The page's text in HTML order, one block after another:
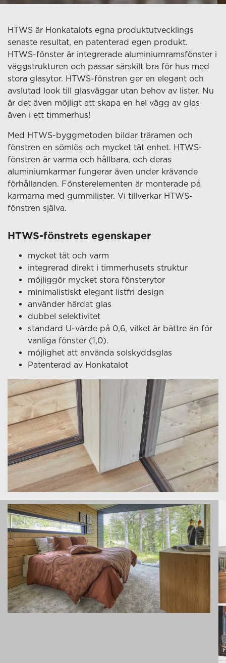
HTWS är Honkatalots egna produktutvecklings
senaste resultat, en patenterad egen produkt.
HTWS-fönster är integrerade aluminiumramsfönster i
väggstrukturen och passar särskilt bra för hus med
stora glasytor. HTWS-fönstren ger en elegant och
avslutad look till glasväggar utan behov av lister. Nu
är det även möjligt att skapa en hel vägg av glas
även i ett timmerhus!
Med HTWS-byggmetoden bildar träramen och
fönstren en sömlös och mycket tät enhet. HTWS-
fönstren är varma och hållbara, och deras
aluminiumkarmar fungerar även under krävande
förhållanden. Fönsterelementen är monterade på
karmarna med gummilister. Vi tillverkar HTWS-
fönstren själva.
HTWS-fönstrets egenskaper
mycket tät och varm
integrerad direkt i timmerhusets struktur
möjliggör mycket stora fönsterytor
minimalistiskt elegant listfri design
använder härdat glas
dubbel selektivitet
standard U-värde på 0,6, vilket är bättre än för
vanliga fönster (1,0).
möjlighet att använda solskyddsglas
Patenterad av Honkatalot